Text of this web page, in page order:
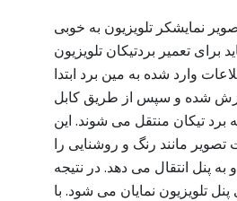
نمایشکر تلویزیون به خوبی
برای تعمیر بردتیکان تلویزیون
وارد شده به مین برد ابتدا
شده و سپس از طریق کابل
تیکان منتقل می شوند. این
تصویر مانند رنگ و روشنایی را
پنل انتقال می دهد. در نتیجه
تلویزیون نمایان می شود. با